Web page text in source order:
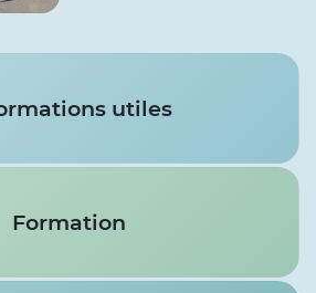
utiles
Formation